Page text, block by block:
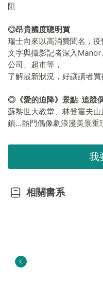
阻
◎昂貴國度聰明買
瑞士向來以高消費聞名，
文字與攝影記者深入
公司、超市等，
了解最新狀況，好讓讀者
◎《愛的迫降》景點 追蹤
蘇黎世大教堂、林登霍夫
鎮…熱門偶像劇浪漫美景重
我
相關書系